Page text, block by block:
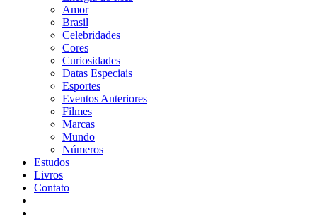
Amor
Brasil
Celebridades
Cores
Curiosidades
Datas Especiais
Esportes
Eventos Anteriores
Filmes
Marcas
Mundo
Números
Estudos
Livros
Contato